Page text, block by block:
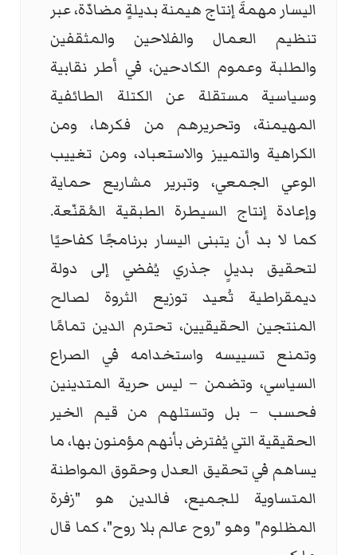
اليسار مهمةَ إنتاج هيمنة بديلةٍ مضادّة، عبر
تنظيم العمال والفلاحين والمثقفين
والطلبة وعموم الكادحين، في أطر نقابية
وسياسية مستقلة عن الكتلة الطائفية
المهيمنة، وتحريرهم من فكرها، ومن
الكراهية والتمييز والاستعباد، ومن تغييب
الوعي الجمعي، وتبرير مشاريع حماية
وإعادة إنتاج السيطرة الطبقية المُقنّعة.
كما لا بد أن يتبنى اليسار برنامجًا كفاحيًا
لتحقيق بديلٍ جذري يُفضي إلى دولة
ديمقراطية تُعيد توزيع الثروة لصالح
المنتجين الحقيقيين، تحترم الدين تمامًا
وتمنع تسييسه واستخدامه في الصراع
السياسي، وتضمن – ليس حرية المتدينين
فحسب – بل وتستلهم من قيم الخير
الحقيقية التي يُفترض بأنهم مؤمنون بها، ما
يساهم في تحقيق العدل وحقوق المواطنة
المتساوية للجميع، فالدين هو "زفرة
المظلوم" وهو "روح عالم بلا روح"، كما قال